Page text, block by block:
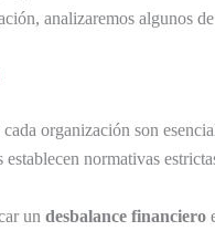
analizaremos algunos
cada organización son
establecen normativas
un desbalance financiero